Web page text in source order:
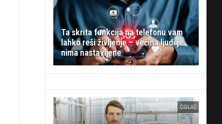
Ta skrita funkcija na telefonu vam
lahko reši življenje – večina ljudi je
nima nastavljene
OGLAS